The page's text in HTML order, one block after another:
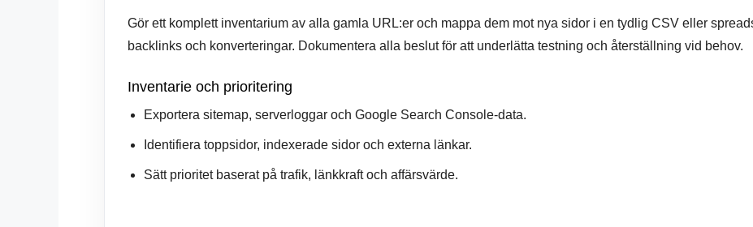
Gör ett komplett inventarium av alla gamla URL:er och mappa dem mot nya sidor i en tydlig CSV eller
backlinks och konverteringar. Dokumentera alla beslut för att underlätta testning och återställning vid behov.
Inventarie och prioritering
Exportera sitemap, serverloggar och Google Search Console-data.
Identifiera toppsidor, indexerade sidor och externa länkar.
Sätt prioritet baserat på trafik, länkkraft och affärsvärde.